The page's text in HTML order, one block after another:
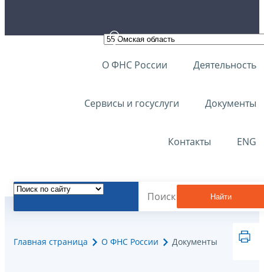
О ФНС России Деятельность
Сервисы и госуслуги Документы
Контакты ENG
Найти
Главная страница О ФНС России Документы